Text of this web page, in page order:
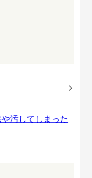
汚してしまった